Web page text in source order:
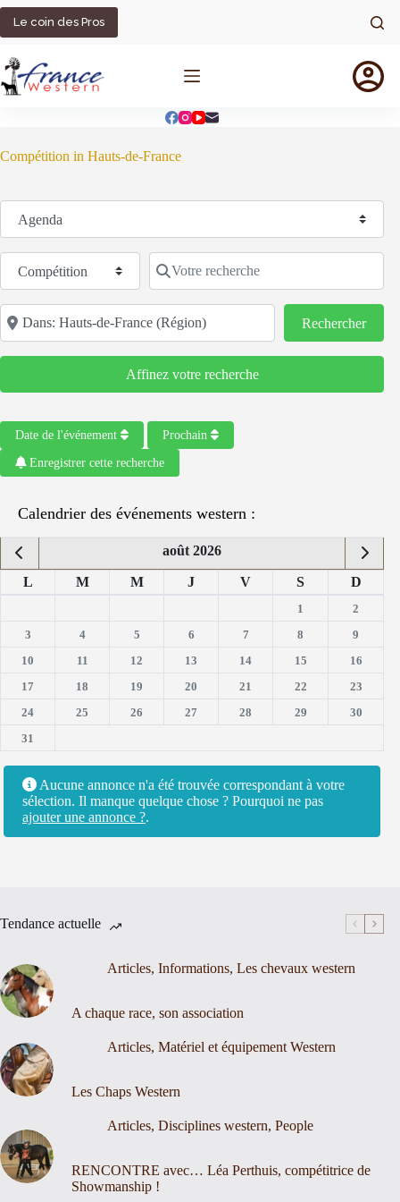
Passer
contenu
Le coin des Pros
Compétition in Hauts-de-France
Sélectionnez le type de recherche
Catégorie Votre recherche
Code postal/région/ville
Rechercher
Affinez votre recherche
Date de l'événement Prochain
Enregistrer cette recherche
Calendrier des événements western :
août 2026
L M M J V S D
1
2
3
4 5 6 7 8
9
10
11 12 13 14 15
16
17
18 19 20 21 22
23
24
25 26 27 28 29
30
31
Aucune annonce n'a été trouvée correspondant à votre
sélection. Il manque quelque chose ? Pourquoi ne pas
ajouter une annonce ?.
Tendance actuelle
Articles, Informations, Les chevaux western
A chaque race, son association
Articles, Matériel et équipement Western
Les Chaps Western
Articles, Disciplines western, People
RENCONTRE avec… Léa Perthuis, compétitrice de
Showmanship !